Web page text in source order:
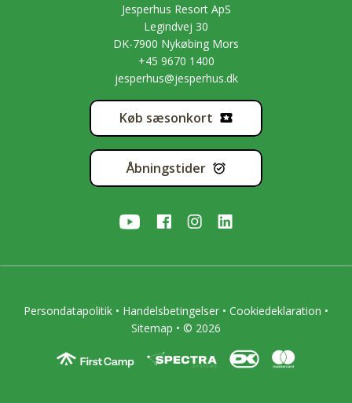
Jesperhus Resort ApS
Legindvej 30
DK-7900 Nykøbing Mors
+45 9670 1400
jesperhus@jesperhus.dk
Køb sæsonkort
Åbningstider
Persondatapolitik • Handelsbetingelser • Cookiedeklaration •
Sitemap • © 2026